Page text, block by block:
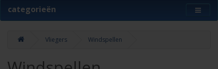
categorieën
Vliegers Windspellen